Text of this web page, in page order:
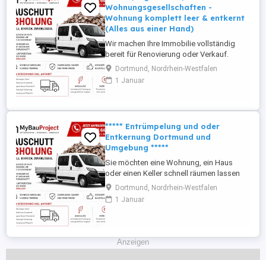
Wohnungsgesellschaften -
Wohnung komplett leer & entkernt
(Alles aus einer Hand)
Wir machen Ihre Immobilie vollständig
bereit für Renovierung oder Verkauf.
komplette Entrümpelung(auch Messie
Wohnungen) Rückbau & Entkernung
Böden, Tapeten, Möbel & Küchen
kümmern Besonders ...
Dortmund, Nordrhein-Westfalen
1 Januar
***** Entrümpelung und oder
Entkernung Dortmund und
Umgebung *****
Sie möchten eine Wohnung, ein Haus
oder einen Keller schnell räumen lassen
oder planen eine Renovierung? Wir
übernehmen alles aus einer Hand:
Entrümpelung aller Räume
Möbeln Tapeten, Böden & Verkleidungen
entfernen Fliesen ...
Dortmund, Nordrhein-Westfalen
1 Januar
Anzeigen